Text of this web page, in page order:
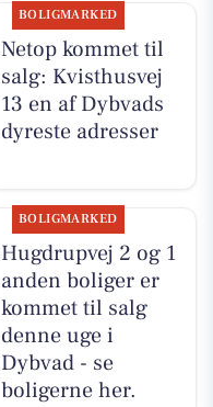
BOLIGMARKED
Netop kommet til
salg: Kvisthusvej
13 en af Dybvads
dyreste adresser
BOLIGMARKED
Hugdrupvej 2 og 1
anden boliger er
kommet til salg
denne uge i
Dybvad - se
boligerne her.